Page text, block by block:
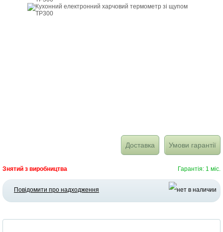
Доставка Умови гарантії
Знятий з виробництва Гарантія: 1 міс.
Повідомити про надходження